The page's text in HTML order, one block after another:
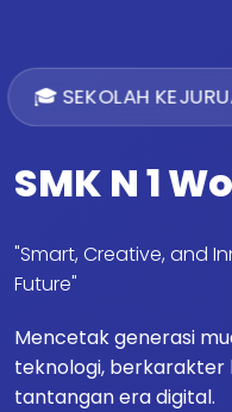
🎓 SEKOLAH
SMK N 1
"Smart, Creative, and
Future"
Mencetak generasi
teknologi, berkarakter
tantangan era digital.